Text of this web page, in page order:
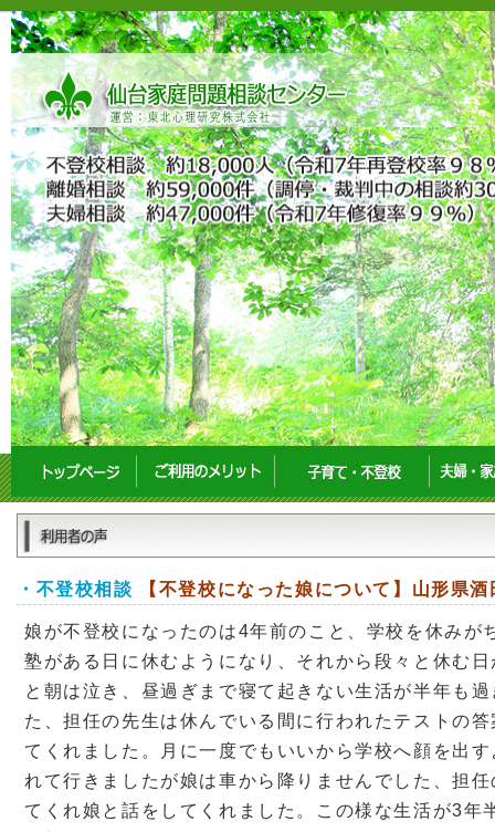
・不登校相談 【不登校になった娘について】山形
娘が不登校になったのは4年前のこと、学校を休みが
塾がある日に休むようになり、それから段々と休む
と朝は泣き、昼過ぎまで寝て起きない生活が半年も
た、担任の先生は休んでいる間に行われたテストの
てくれました。月に一度でもいいから学校へ顔を出
れて行きましたが娘は車から降りませんでした、担
てくれ娘と話をしてくれました。この様な生活が3